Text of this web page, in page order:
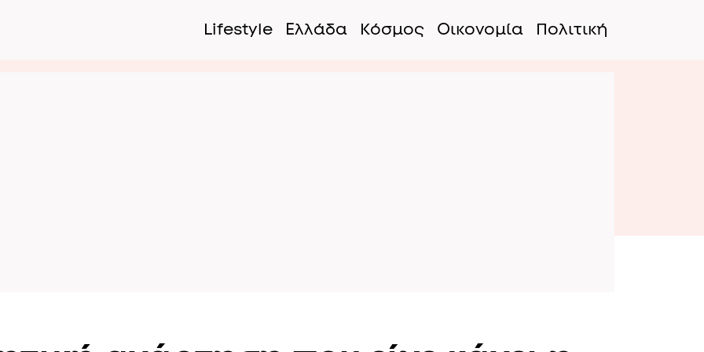
Lifestyle
Ελλάδα Κόσμος Οικονομία Πολιτική